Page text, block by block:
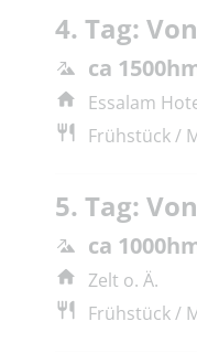
4. Tag:
ca
Essalam
Frühstück /
5. Tag:
ca
Zelt o. Ä.
Frühstück /